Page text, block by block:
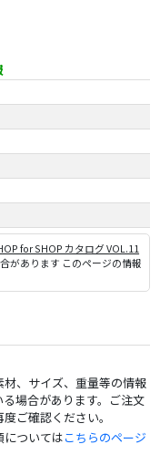
for SHOP カタログ VOL.11
があります このページの情報
、サイズ、重量等の情報
場合があります。ご注文
ご確認ください。
ついてはこちらのページ